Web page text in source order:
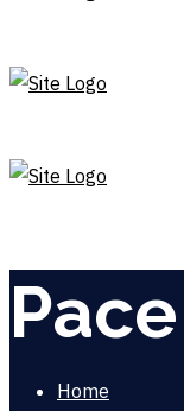
Pace
Home